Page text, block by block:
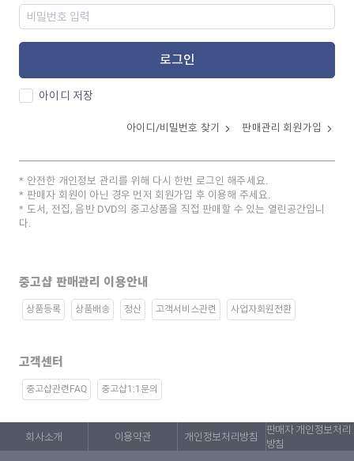
로그인
아이디 저장
아이디/비밀번호 찾기 판매관리 회원가입
안전한 개인정보 관리를 위해 다시 한번 로그인 해주세요.
판매자 회원이 아닌 경우 먼저 회원가입 후 이용해 주세요.
도서, 전집, 음반 DVD의 중고상품을 직접 판매할 수 있는 열린공간입니
다.
중고샵 판매관리 이용안내
상품등록 상품배송 정산 고객서비스관련 사업자회원전환
고객센터
중고샵관련FAQ 중고샵1:1문의
회사소개 이용약관 개인정보처리방침
판매자 개인정보처리
방침